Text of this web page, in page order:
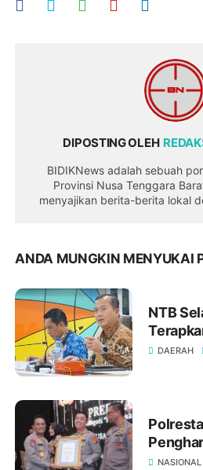
DIPOSTING OLEH
BIDIKNews adalah sebuah
Provinsi Nusa Tenggara
menyajikan berita-berita lokal
ANDA MUNGKIN MENYUKAI
NTB
DAERAH
Prima
NASIONAL